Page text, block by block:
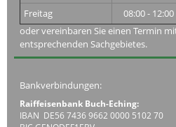
Freitag
08:00 -
oder vereinbaren Sie einen Termin
entsprechenden Sachgebietes.
Bankverbindungen:
Raiffeisenbank Buch-Eching:
IBAN DE56 7436 9662 0000 5102 70